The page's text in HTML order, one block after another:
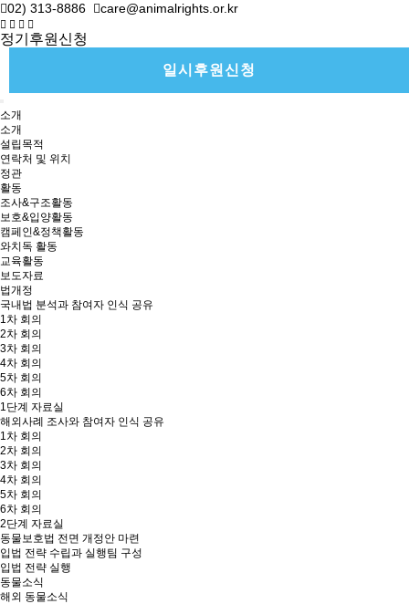
02) 313-8886 care@animalrights.or.kr
정기후원신청
일시후원신청
소개
소개
설립목적
연락처 및 위치
정관
활동
조사&구조활동
보호&입양활동
캠페인&정책활동
와치독 활동
교육활동
보도자료
법개정
국내법 분석과 참여자 인식 공유
1차 회의
2차 회의
3차 회의
4차 회의
5차 회의
6차 회의
1단계 자료실
해외사례 조사와 참여자 인식 공유
1차 회의
2차 회의
3차 회의
4차 회의
5차 회의
6차 회의
2단계 자료실
동물보호법 전면 개정안 마련
입법 전략 수립과 실행팀 구성
입법 전략 실행
동물소식
해외 동물소식